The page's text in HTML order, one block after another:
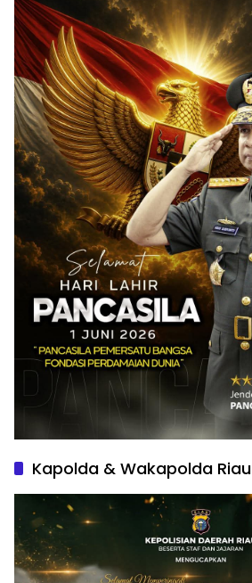
Kapolda & Wakapolda Riau